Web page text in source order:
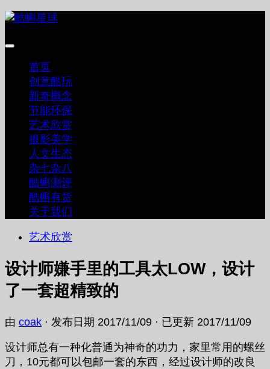
跳
内
首页
创意酷玩
新奇概念
节能环保
艺术欣赏
摄影美学
人文生态
杂七杂八
酷蝌测评
酷蝌有货
关于我们
艺术欣赏
设计师嫌手里的工具太LOW，设计
了一套超精致的
由 coak · 发布日期 2017/11/09 · 已更新 2017/11/09
设计师总有一种化普通为神奇的功力，家里常用的螺丝
刀，10元都可以包邮一套的东西，经过设计师的改良